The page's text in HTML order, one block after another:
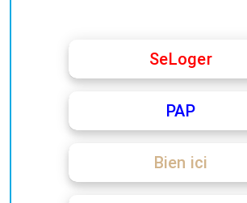
SeLoger
PAP
Bien ici